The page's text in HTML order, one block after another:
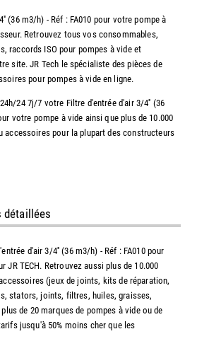
(36 m3/h) - Réf : FA010 pour votre pompe à
Retrouvez tous vos consommables,
raccords ISO pour pompes à vide et
site. JR Tech le spécialiste des pièces de
pour pompes à vide en ligne.
24 7j/7 votre Filtre d'entrée d'air 3/4'' (36
votre pompe à vide ainsi que plus de 10.000
accessoires pour la plupart des constructeurs
détaillées
d'air 3/4'' (36 m3/h) - Réf : FA010 pour
JR TECH. Retrouvez aussi plus de 10.000
(jeux de joints, kits de réparation,
stators, joints, filtres, huiles, graisses,
de 20 marques de pompes à vide ou de
jusqu'à 50% moins cher que les